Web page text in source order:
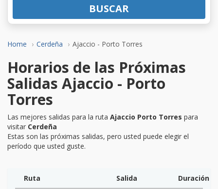
Home Cerdeña Ajaccio - Porto Torres
BUSCAR
Horarios de las Próximas
Salidas Ajaccio - Porto
Torres
Las mejores salidas para la ruta Ajaccio Porto Torres para
visitar Cerdeña
Estas son las próximas salidas, pero usted puede elegir el
período que usted guste.
Ruta Salida
Duración